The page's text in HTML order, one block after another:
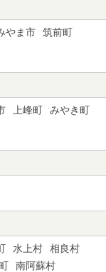
やま市
筑前町
上峰町
みやき町
水上村
相良村
南阿蘇村